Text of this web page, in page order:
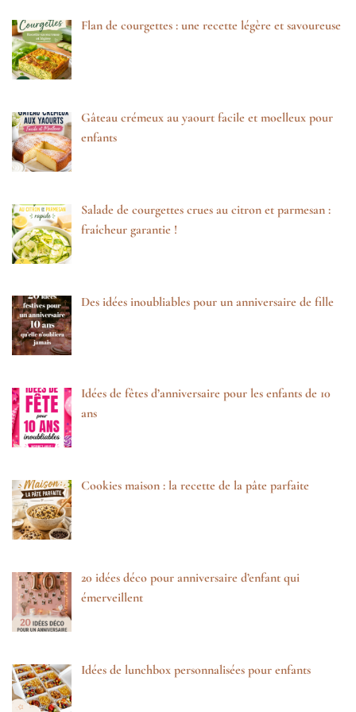
Flan de courgettes : une recette légère et savoureuse
Gâteau crémeux au yaourt facile et moelleux pour
enfants
Salade de courgettes crues au citron et parmesan :
fraîcheur garantie !
Des idées inoubliables pour un anniversaire de fille
Idées de fêtes d’anniversaire pour les enfants de 10
ans
Cookies maison : la recette de la pâte parfaite
20 idées déco pour anniversaire d’enfant qui
émerveillent
Idées de lunchbox personnalisées pour enfants